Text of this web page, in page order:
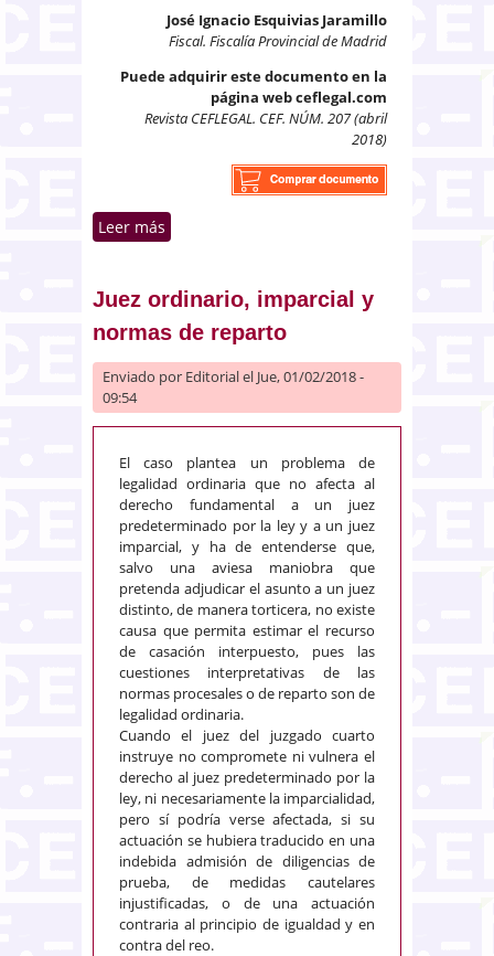
José Ignacio Esquivias Jaramillo
Fiscal. Fiscalía Provincial de Madrid
Puede adquirir este documento en la
página web ceflegal.com
Revista CEFLEGAL. CEF. NÚM. 207 (abril
2018)
Leer más
hallazgo casual. Intervenciones
telefónicas
Juez ordinario, imparcial y
normas de reparto
Enviado por Editorialel Jue, 01/02/2018 -
09:54
El caso plantea un problema de
legalidad ordinaria que no afecta al
derecho fundamental a un juez
predeterminado por la ley y a un juez
imparcial, y ha de entenderse que,
salvo una aviesa maniobra que
pretenda adjudicar el asunto a un juez
distinto, de manera torticera, no existe
causa que permita estimar el recurso
de casación interpuesto, pues las
cuestiones interpretativas de las
normas procesales o de reparto son de
legalidad ordinaria.
Cuando el juez del juzgado cuarto
instruye no compromete ni vulnera el
derecho al juez predeterminado por la
ley, ni necesariamente la imparcialidad,
pero sí podría verse afectada, si su
actuación se hubiera traducido en una
indebida admisión de diligencias de
prueba, de medidas cautelares
injustificadas, o de una actuación
contraria al principio de igualdad y en
contra del reo.